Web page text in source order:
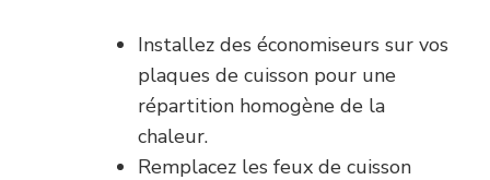
Installez des économiseurs sur vos
plaques de cuisson pour une
répartition homogène de la
chaleur.
Remplacez les feux de cuisson